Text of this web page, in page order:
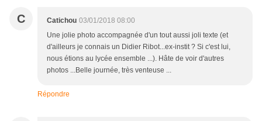
C Catichou 03/01/2018 08:00
Une jolie photo accompagnée d'un tout aussi joli texte (et
d'ailleurs je connais un Didier Ribot...ex-instit ? Si c'est lui,
nous étions au lycée ensemble ...). Hâte de voir d'autres
photos ...Belle journée, très venteuse ...
Répondre